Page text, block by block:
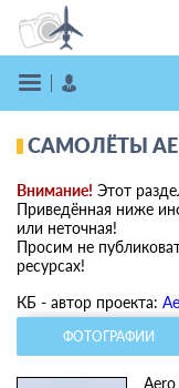
САМОЛЁТЫ
Внимание! Этот
Приведённая ниже
или неточная!
Просим не
ресурсах!
КБ - автор проекта:
ФОТОГРАФИИ